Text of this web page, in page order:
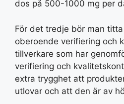
dos på 500-1000 mg per
För det tredje bör man
oberoende verifiering och
tillverkare som har
verifiering och
extra trygghet att
utlovar och att den är av